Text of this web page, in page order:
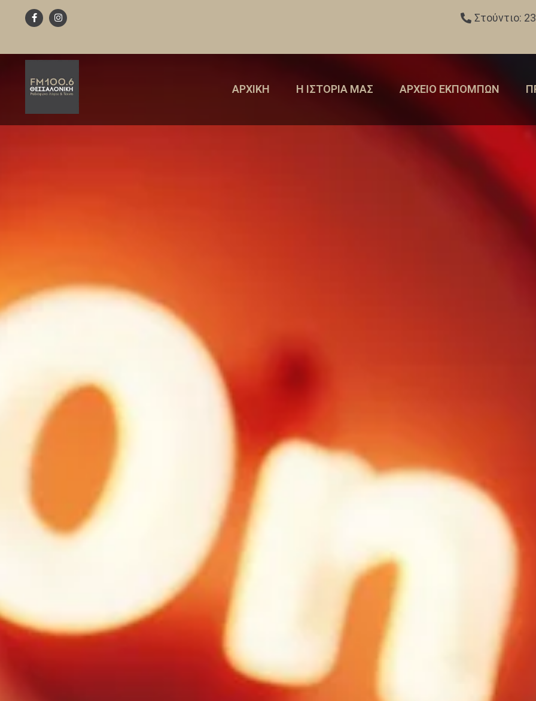
Στούντιο:
ΑΡΧΙΚΗ Η ΙΣΤΟΡΙΑ ΜΑΣ ΑΡΧΕΙΟ ΕΚΠΟΜΠΩΝ